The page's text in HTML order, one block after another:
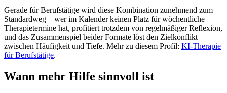
Gerade für Berufstätige wird diese Kombination zunehmend zum
Standardweg – wer im Kalender keinen Platz für wöchentliche
Therapietermine hat, profitiert trotzdem von regelmäßiger Reflexion,
und das Zusammenspiel beider Formate löst den Zielkonflikt
zwischen Häufigkeit und Tiefe. Mehr zu diesem Profil: KI-Therapie
für Berufstätige.
Wann mehr Hilfe sinnvoll ist